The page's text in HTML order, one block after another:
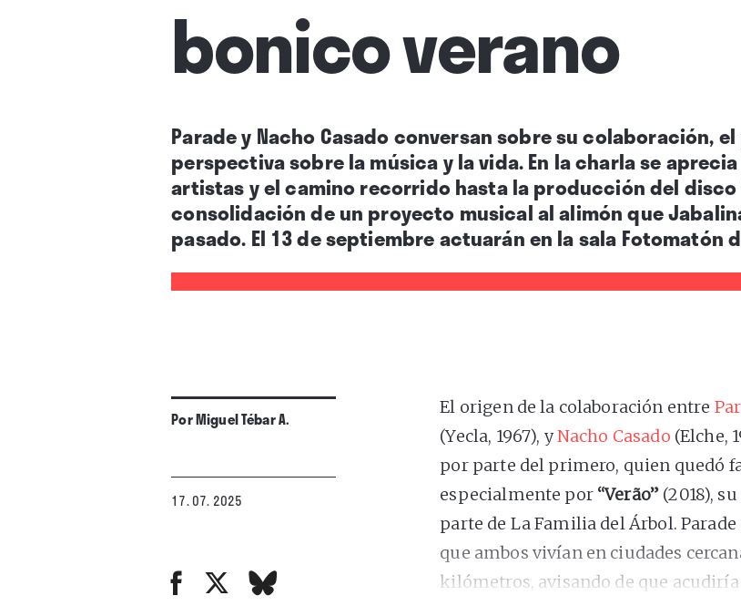
bonico verano
Parade y Nacho Casado conversan sobre su colaboración,
perspectiva sobre la música y la vida. En la charla se
artistas y el camino recorrido hasta la producción del disco
consolidación de un proyecto musical al alimón que
pasado. El 13 de septiembre actuarán en la sala Fotomatón
PorMiguel Tébar A.
17. 07. 2025
El origen de la colaboración entre
(Yecla, 1967), yNacho Casado (Elche,
por parte del primero, quien quedó
especialmente por “Verão” (2018),
parte de La Familia del Árbol.
que ambos vivían en ciudades
kilómetros, avisando de que